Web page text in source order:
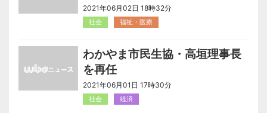
2021年06月02日 18時32分
社会 福祉・医療
わかやま市民生協・高垣理事長
を再任
2021年06月01日 17時30分
社会 経済